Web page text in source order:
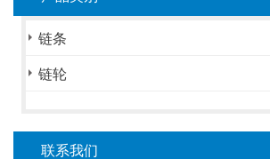
链条
链轮
联系我们